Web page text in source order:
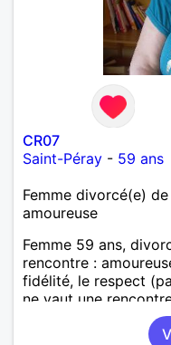
CR07
Saint-Péray - 59 ans
Femme divorcé(e)
amoureuse
Femme 59 ans,
rencontre :
fidélité, le respect
ne vaut une
messages pour
deux et le désir de